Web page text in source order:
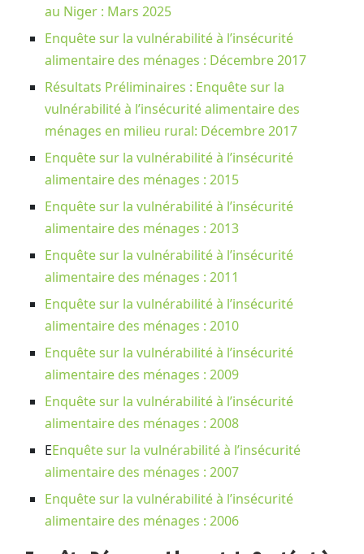
au Niger : Mars 2025
Enquête sur la vulnérabilité à l’insécurité
alimentaire des ménages : Décembre 2017
Résultats Préliminaires : Enquête sur la
vulnérabilité à l’insécurité alimentaire des
ménages en milieu rural: Décembre 2017
Enquête sur la vulnérabilité à l’insécurité
alimentaire des ménages : 2015
Enquête sur la vulnérabilité à l’insécurité
alimentaire des ménages : 2013
Enquête sur la vulnérabilité à l’insécurité
alimentaire des ménages : 2011
Enquête sur la vulnérabilité à l’insécurité
alimentaire des ménages : 2010
Enquête sur la vulnérabilité à l’insécurité
alimentaire des ménages : 2009
Enquête sur la vulnérabilité à l’insécurité
alimentaire des ménages : 2008
EEnquête sur la vulnérabilité à l’insécurité
alimentaire des ménages : 2007
Enquête sur la vulnérabilité à l’insécurité
alimentaire des ménages : 2006